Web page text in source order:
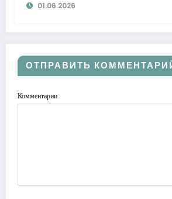
01.06.2026
ОТПРАВИТЬ
Комментарии